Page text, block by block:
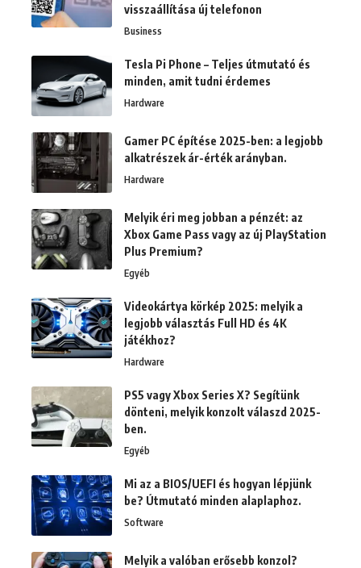
visszaállítása új telefonon
Business
Tesla Pi Phone – Teljes útmutató és
minden, amit tudni érdemes
Hardware
Gamer PC építése 2025-ben: a legjobb
alkatrészek ár-érték arányban.
Hardware
Melyik éri meg jobban a pénzét: az
Xbox Game Pass vagy az új PlayStation
Plus Premium?
Egyéb
Videokártya körkép 2025: melyik a
legjobb választás Full HD és 4K
játékhoz?
Hardware
PS5 vagy Xbox Series X? Segítünk
dönteni, melyik konzolt válaszd 2025-
ben.
Egyéb
Mi az a BIOS/UEFI és hogyan lépjünk
be? Útmutató minden alaplaphoz.
Software
Melyik a valóban erősebb konzol?